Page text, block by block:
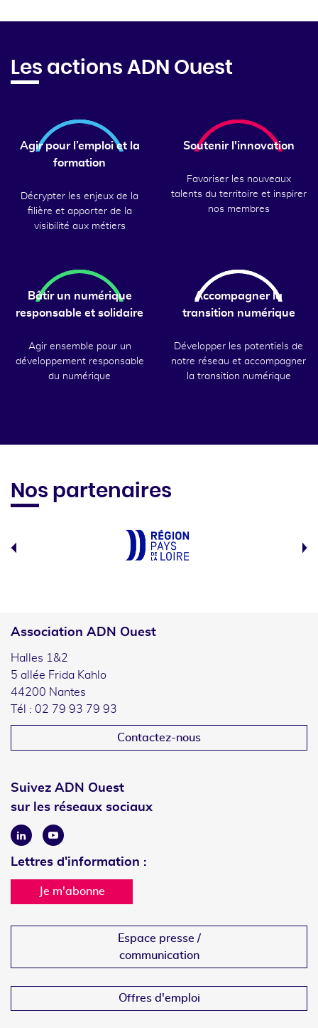
Les actions ADN Ouest
Agir pour l’emploi et la
formation
Décrypter les enjeux de la
filière et apporter de la
visibilité aux métiers
Soutenir l'innovation
Favoriser les nouveaux
talents du territoire et inspirer
nos membres
Bâtir un numérique
responsable et solidaire
Agir ensemble pour un
développement responsable
du numérique
Accompagner la
transition numérique
Développer les potentiels de
notre réseau et accompagner
la transition numérique
Nos partenaires
Association ADN Ouest
Halles 1&2
5 allée Frida Kahlo
44200 Nantes
Tél : 02 79 93 79 93
Contactez-nous
Suivez ADN Ouest
sur les réseaux sociaux
LinkedinYoutube
Lettres d'information :
Je m'abonne
Espace presse /
communication
Offres d'emploi